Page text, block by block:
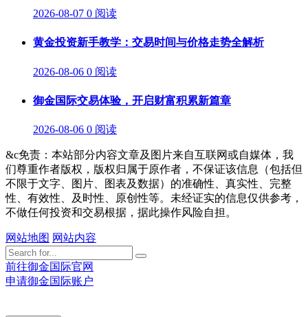
2026-08-07 0 阅读
黄金投资新手教学：交易时间与价格走势全解析
2026-08-06 0 阅读
御金国际交易体验，开启财富积累新篇章
2026-08-06 0 阅读
&c免责：本站部分内容文章及图片来自互联网或自媒体，我
们尊重作者版权，版权归属于原作者，不保证该信息（包括但
不限于文字、图片、图表及数据）的准确性、真实性、完整
性、有效性、及时性、原创性等。未经证实的信息仅供参考，
不做任何投资和交易根据，据此操作风险自担。
网站地图 网站内容
前往御金国际官网
申请御金国际账户